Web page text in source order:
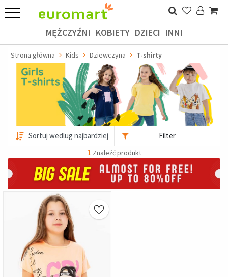
MĘŻCZYŹNI KOBIETY DZIECI INNI
Strona główna Kids Dziewczyna T-shirty
Filter
1 Znaleźć produkt